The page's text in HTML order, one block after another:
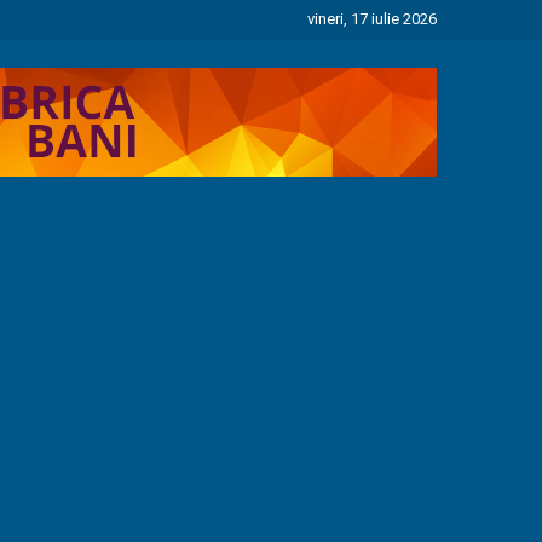
vineri, 17 iulie 2026